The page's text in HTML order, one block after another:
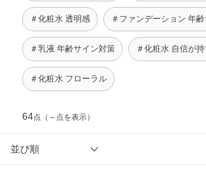
＃化粧水 透明感 ＃ファンデーション 年
＃乳液 年齢サイン対策 ＃化粧水 自信が
＃化粧水 フローラル
64点 （～点を表示）
並び順